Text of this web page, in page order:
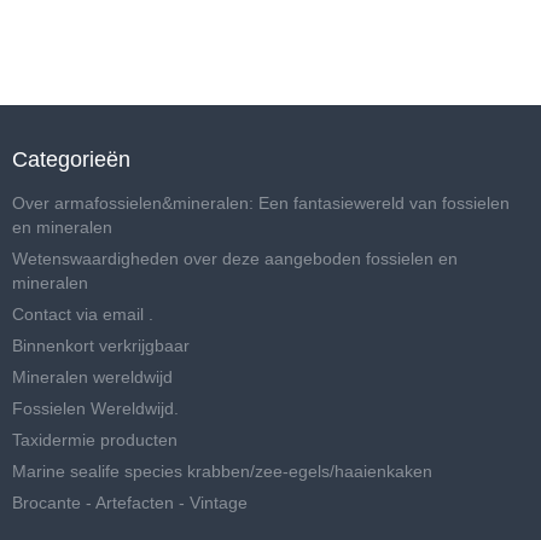
Categorieën
Over armafossielen&mineralen: Een fantasiewereld van fossielen
en mineralen
Wetenswaardigheden over deze aangeboden fossielen en
mineralen
Contact via email .
Binnenkort verkrijgbaar
Mineralen wereldwijd
Fossielen Wereldwijd.
Taxidermie producten
Marine sealife species krabben/zee-egels/haaienkaken
Brocante - Artefacten - Vintage